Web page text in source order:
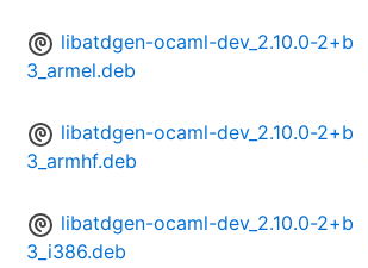
libatdgen-ocaml-dev_2.10.0-2+b
3_armel.deb
libatdgen-ocaml-dev_2.10.0-2+b
3_armhf.deb
libatdgen-ocaml-dev_2.10.0-2+b
3_i386.deb